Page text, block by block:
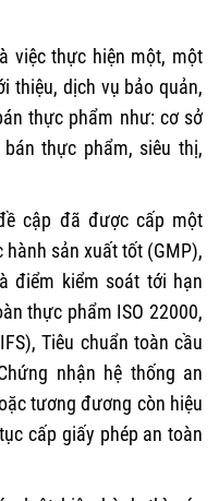
việc thực hiện một, một
thiệu, dịch vụ bảo quản,
thực phẩm như: cơ sở
thực phẩm, siêu thị,
cập đã được cấp một
sản xuất tốt (GMP),
điểm kiểm soát tới hạn
thực phẩm ISO 22000,
Tiêu chuẩn toàn cầu
nhận hệ thống an
tương đương còn hiệu
cấp giấy phép an toàn